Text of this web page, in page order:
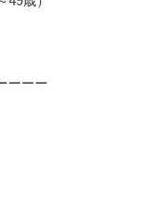
ーーー